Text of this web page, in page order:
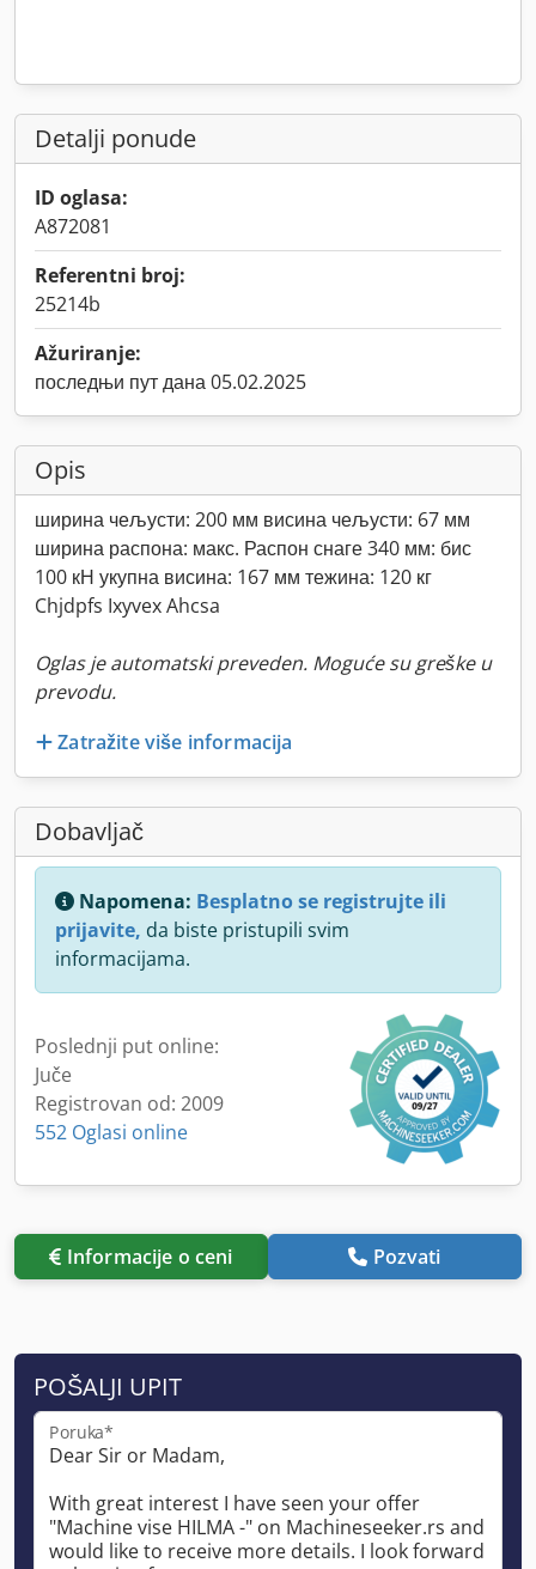
Detalji ponude
ID oglasa:
A872081
Referentni broj:
25214b
Ažuriranje:
последњи пут дана 05.02.2025
Opis
ширина чељусти: 200 мм висина чељусти: 67 мм
ширина распона: макс. Распон снаге 340 мм: бис
100 кН укупна висина: 167 мм тежина: 120 кг
Chjdpfs Ixyvex Ahcsa
Oglas je automatski preveden. Moguće su greške u
prevodu.
Zatražite više informacija
Dobavljač
Napomena: Besplatno se registrujte ili
prijavite, da biste pristupili svim
informacijama.
Poslednji put online:
Juče
Registrovan od: 2009
552 Oglasi online
Informacije o ceni Pozvati
POŠALJI UPIT
Poruka*